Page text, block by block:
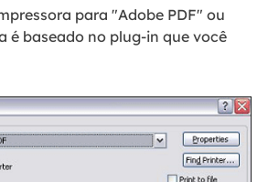
para "Adobe PDF" ou
é baseado no plug-in que você